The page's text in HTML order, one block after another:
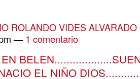
ROLANDO VIDES ALVARADO
—1 comentario
EL NIÑO